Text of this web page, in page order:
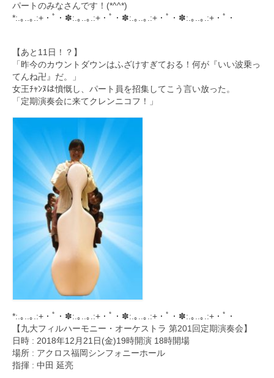
演奏会の歴史
九大フィル特集ページ
団員専用ページ
パートのみなさんです！(*^^*)
*:.｡..｡.:+・ﾟ・✽:.｡..｡.:+・ﾟ・✽:.｡..｡.:+・ﾟ・✽:.｡..｡.:+・ﾟ・
【あと11日！？】
「昨今のカウントダウンはふざけすぎておる！何が『いい波乗っ
てんね卍』だ。」
女王ﾁｬﾝﾇは憤慨し、パート員を招集してこう言い放った。
「定期演奏会に来てクレンニコフ！」
*:.｡..｡.:+・ﾟ・✽:.｡..｡.:+・ﾟ・✽:.｡..｡.:+・ﾟ・✽:.｡..｡.:+・ﾟ・
【九大フィルハーモニー・オーケストラ 第201回定期演奏会】
日時 : 2018年12月21日(金)19時開演 18時開場
場所 : アクロス福岡シンフォニーホール
指揮 : 中田 延亮